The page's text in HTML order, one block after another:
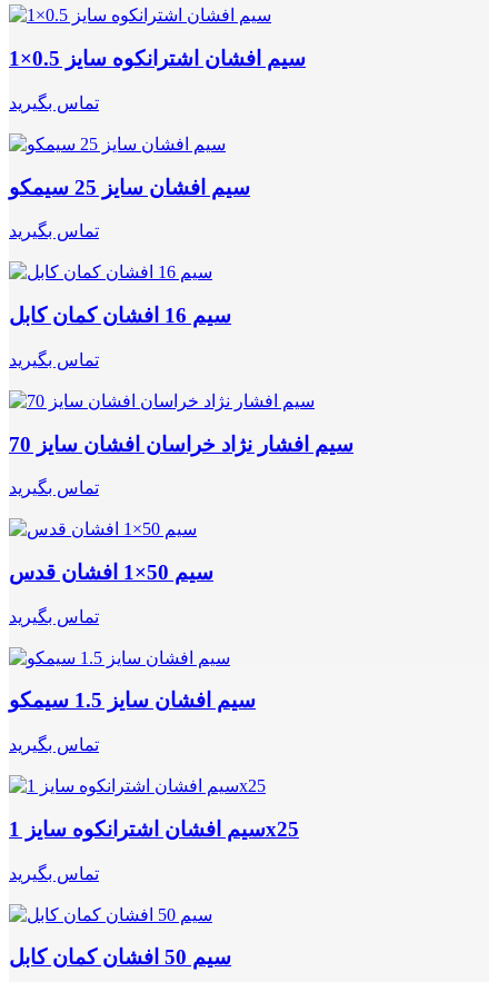
سیم افشان اشترانکوه سایز 0.5×1
تماس بگیرید
سیم افشان سایز 25 سیمکو
تماس بگیرید
سیم 16 افشان کمان کابل
تماس بگیرید
سیم افشار نژاد خراسان افشان سایز 70
تماس بگیرید
سیم 50×1 افشان قدس
تماس بگیرید
سیم افشان سایز 1.5 سیمکو
تماس بگیرید
سیم افشان اشترانکوه سایز 1x25
تماس بگیرید
سیم 50 افشان کمان کابل